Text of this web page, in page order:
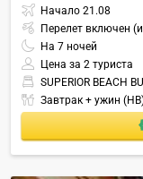
Начало 21.08
Перелет включен
На 7 ночей
Цена за 2 туриста
SUPERIOR BEACH
Завтрак + ужин